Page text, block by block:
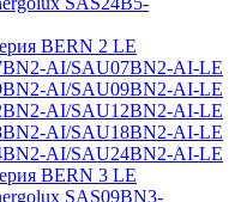
BERN 2 LE
AI/SAU07BN2-AI-LE
AI/SAU09BN2-AI-LE
AI/SAU12BN2-AI-LE
AI/SAU18BN2-AI-LE
AI/SAU24BN2-AI-LE
BERN 3 LE
SAS09BN3-